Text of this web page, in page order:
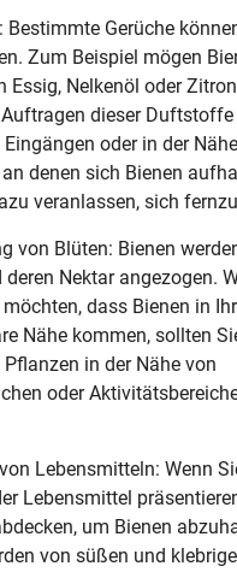
Gerüche
Zum Beispiel mögen
Essig, Nelkenöl oder
dieser Duftstoffe
oder in der
an denen sich Bienen
veranlassen, sich
von Blüten: Bienen
deren Nektar angezogen.
dass Bienen in
Nähe kommen, sollten
in der Nähe von
oder
Lebensmitteln: Wenn
Lebensmittel
um Bienen
von süßen und